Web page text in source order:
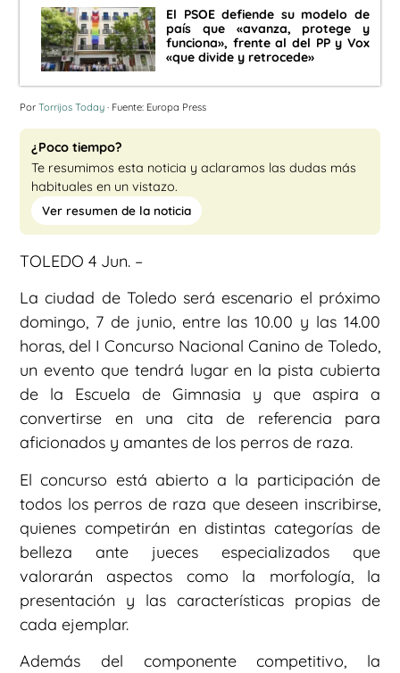
El PSOE defiende su modelo de
país que «avanza, protege y
funciona», frente al del PP y Vox
«que divide y retrocede»
Por Torrijos Today · Fuente: Europa Press
¿Poco tiempo?
Te resumimos esta noticia y aclaramos las dudas más
habituales en un vistazo.
Ver resumen de la noticia
TOLEDO 4 Jun. –
La ciudad de Toledo será escenario el próximo
domingo, 7 de junio, entre las 10.00 y las 14.00
horas, del I Concurso Nacional Canino de Toledo,
un evento que tendrá lugar en la pista cubierta
de la Escuela de Gimnasia y que aspira a
convertirse en una cita de referencia para
aficionados y amantes de los perros de raza.
El concurso está abierto a la participación de
todos los perros de raza que deseen inscribirse,
quienes competirán en distintas categorías de
belleza ante jueces especializados que
valorarán aspectos como la morfología, la
presentación y las características propias de
cada ejemplar.
Además del componente competitivo, la